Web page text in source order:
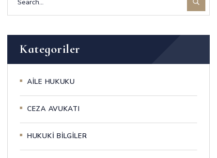
Kategoriler
AİLE HUKUKU
CEZA AVUKATI
HUKUKİ BİLGİLER